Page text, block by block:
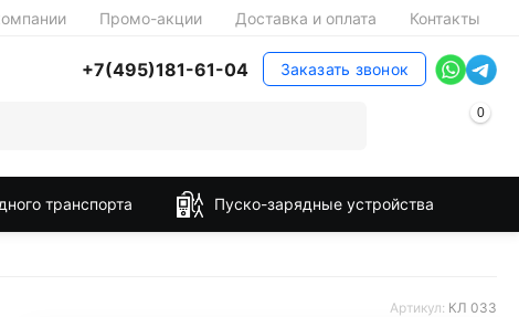
Промо-акции Доставка и оплата Контакты
+7(495)181-61-04 Заказать звонок
0
транспорта Пуско-зарядные устройства
Артикул: КЛ 033